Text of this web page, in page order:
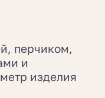
перчиком,
и
изделия